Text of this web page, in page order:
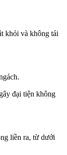
khỏi và không tái
đại tiện không
liền ra, từ dưới